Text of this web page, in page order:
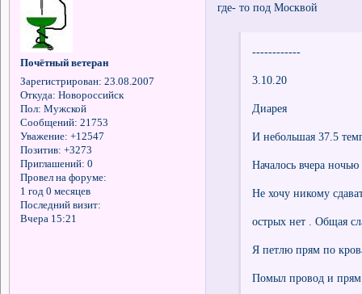
Почётный ветеран
Зарегистрирован: 23.08.2007
Откуда: Новороссийск
Пол: Мужской
Сообщений: 21753
Уважение: +12547
Позитив: +3273
Приглашений: 0
Провел на форуме:
1 год 0 месяцев
Последний визит:
Вчера 15:21
где- то под Москвой
------------
3.10.20
Диарея
И небольшая 37.5
Началось вчера ночью
Не хочу никому
острых нет . Общая
Я петлю прям по
Помыл провод и прям